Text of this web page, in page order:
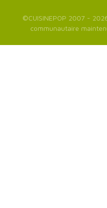
©CUISINEPOP 2007 -
communautaire